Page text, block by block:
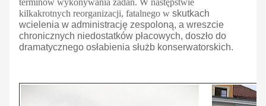
terminów wykonywania zadań. W następstwie
kilkakrotnych reorganizacji, fatalnego w skutkach
wcielenia w administrację zespoloną, a wreszcie
chronicznych niedostatków płacowych, doszło do
dramatycznego osłabienia służb konserwatorskich.